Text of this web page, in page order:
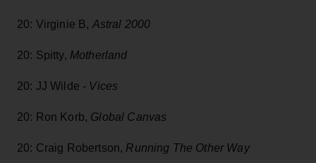
20: Virginie B, Astral 2000
20: Spitty, Motherland
20: JJ Wilde - Vices
20: Ron Korb, Global Canvas
20: Craig Robertson, Running The Other Way